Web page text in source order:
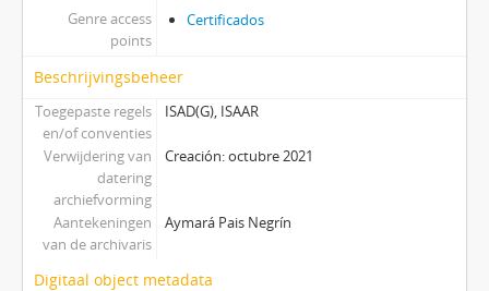
Genre access
points
Certificados
Beschrijvingsbeheer
Toegepaste regels
en/of conventies
ISAD(G), ISAAR
Verwijdering van
datering
archiefvorming
Creación: octubre 2021
Aantekeningen
van de archivaris
Aymará Pais Negrín
Digitaal object metadata